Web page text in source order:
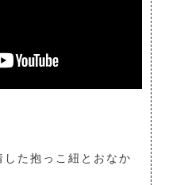
した抱っこ紐とおなか